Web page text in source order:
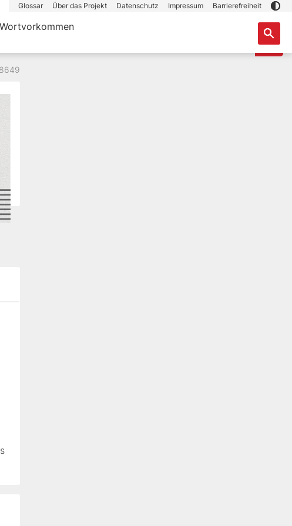
Glossar Über das Projekt Datenschutz Impressum Barrierefreiheit
Wortvorkommen